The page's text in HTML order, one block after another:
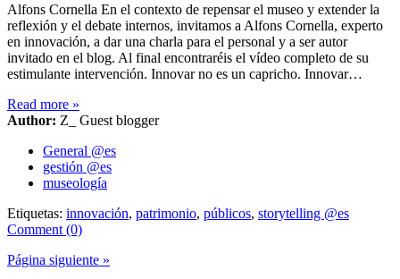
Alfons Cornella En el contexto de repensar el museo y extender la
reflexión y el debate internos, invitamos a Alfons Cornella, experto
en innovación, a dar una charla para el personal y a ser autor
invitado en el blog. Al final encontraréis el vídeo completo de su
estimulante intervención. Innovar no es un capricho. Innovar…
Read more »
Author: Z_ Guest blogger
General @es
gestión @es
museología
Etiquetas: innovación, patrimonio, públicos, storytelling @es
Comment (0)
Página siguiente »